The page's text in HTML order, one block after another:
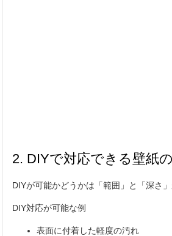
2. DIYで対応できる壁紙
DIYが可能かどうかは「範囲」と「深さ」
DIY対応が可能な例
表面に付着した軽度の汚れ